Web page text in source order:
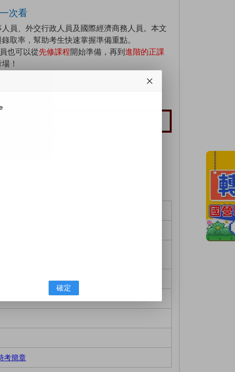
次看
員、外交行政人員及國際經濟商務人員。本文
取率，幫助考生快速掌握準備重點。
也可以從先修課程開始準備，再到 進階的正課
！
表』
特考)
考簡章
確定